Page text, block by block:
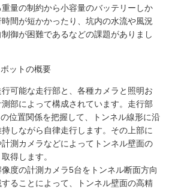
量の制約から小容量のバッテリーしか
間が短かかったり、坑内の水流や風況
御が困難であるなどの課題がありまし
ットの概要
可能な走行部と、各種カメラと照明お
部によって構成されています。走行部
位置関係を把握して、トンネル線形に沿
しながら自律走行します。その上部に
測カメラなどによってトンネル壁面の
得します。
度の計測カメラ5台をトンネル断面方向
ることによって、トンネル壁面の高精